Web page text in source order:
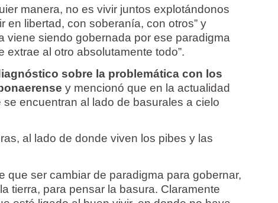
manera, no es vivir juntos explotándonos
en libertad, con soberanía, con otros” y
viene siendo gobernada por ese paradigma
al otro absolutamente todo”.
sobre la problemática con los
y mencionó que en la actualidad
encuentran al lado de basurales a cielo
al lado de donde viven los pibes y las
que ser cambiar de paradigma para gobernar,
tierra, para pensar la basura. Claramente